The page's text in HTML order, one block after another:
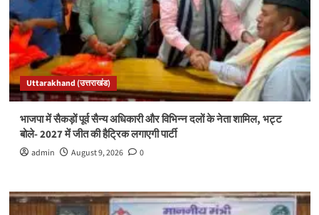
Uttarakhand (उत्तराखंड)
भाजपा में सैकड़ों पूर्व सैन्य अधिकारी और विभिन्न दलों के नेता शामिल, भट्ट
बोले- 2027 में जीत की हैट्रिक लगाएगी पार्टी
admin August 9, 2026 0